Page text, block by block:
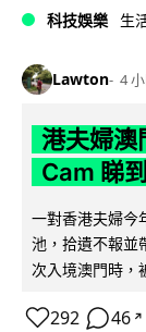
科技娛樂 生
Lawton 4
港夫婦澳
Cam 睇
一對香港夫婦今
池，拾遺不報並
次入境澳門時，
292 46 ↗